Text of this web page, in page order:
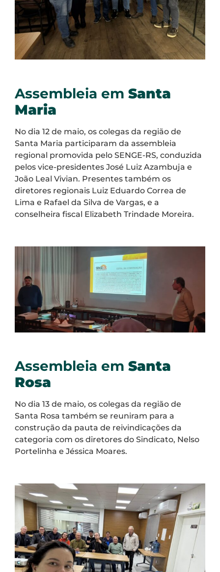
Assembleia em Santa
Maria
No dia 12 de maio, os colegas da região de
Santa Maria participaram da assembleia
regional promovida pelo SENGE-RS, conduzida
pelos vice-presidentes José Luiz Azambuja e
João Leal Vivian. Presentes também os
diretores regionais Luiz Eduardo Correa de
Lima e Rafael da Silva de Vargas, e a
conselheira fiscal Elizabeth Trindade Moreira.
Assembleia em Santa
Rosa
No dia 13 de maio, os colegas da região de
Santa Rosa também se reuniram para a
construção da pauta de reivindicações da
categoria com os diretores do Sindicato, Nelso
Portelinha e Jéssica Moares.